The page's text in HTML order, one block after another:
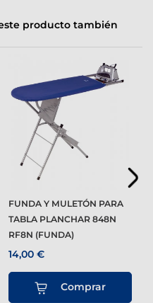
producto también
FUNDA Y MULETÓN PARA
TABLA PLANCHAR 848N
RF8N (FUNDA)
14,00 €
Comprar